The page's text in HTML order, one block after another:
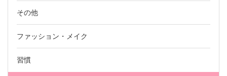
その他
ファッション・メイク
習慣